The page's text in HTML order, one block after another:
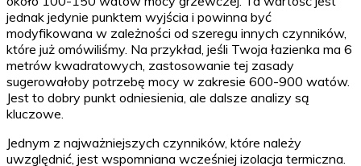
jednak jedynie punktem wyjścia i powinna być
modyfikowana w zależności od szeregu innych czynników,
które już omówiliśmy. Na przykład, jeśli Twoja łazienka ma 6
metrów kwadratowych, zastosowanie tej zasady
sugerowałoby potrzebę mocy w zakresie 600-900 watów.
Jest to dobry punkt odniesienia, ale dalsze analizy są
kluczowe.
Jednym z najważniejszych czynników, które należy
uwzględnić, jest wspomniana wcześniej izolacja termiczna.